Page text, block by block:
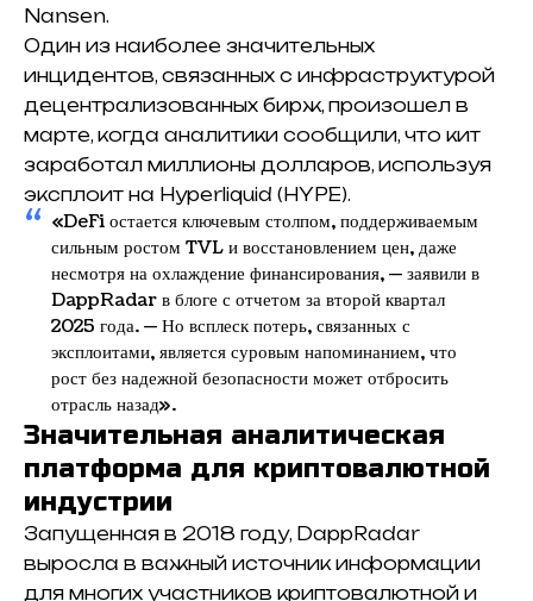
Nansen.
Один из наиболее значительных
инцидентов, связанных с инфраструктурой
децентрализованных бирж, произошел в
марте, когда аналитики сообщили, что кит
заработал миллионы долларов, используя
эксплоит на Hyperliquid (HYPE).
«DeFi остается ключевым столпом, поддерживаемым
сильным ростом TVL и восстановлением цен, даже
несмотря на охлаждение финансирования, — заявили в
DappRadar в блоге с отчетом за второй квартал
2025 года. — Но всплеск потерь, связанных с
эксплоитами, является суровым напоминанием, что
рост без надежной безопасности может отбросить
отрасль назад».
Значительная аналитическая
платформа для криптовалютной
индустрии
Запущенная в 2018 году, DappRadar
выросла в важный источник информации
для многих участников криптовалютной и